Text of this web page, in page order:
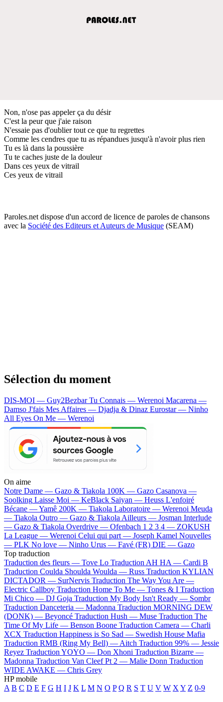
Non, n'ose pas appeler ça du désir
C'est la peur que j'aie raison
N'essaie pas d'oublier tout ce que tu regrettes
Comme les cendres que tu as répandues jusqu'à n'avoir plus rien
Tu es là dans la poussière
Tu te caches juste de la douleur
Dans ces yeux de vitrail
Ces yeux de vitrail
Paroles.net dispose d'un accord de licence de paroles de chansons
avec la Société des Editeurs et Auteurs de Musique (SEAM)
Sélection du moment
DIS-MOI — Guy2BezbarTu Connais — Werenoi Macarena —
Damso J'fais Mes Affaires — Djadja & Dinaz Eurostar — Ninho
All Eyes On Me — Werenoi
On aime
Notre Dame — Gazo & Tiakola 100K — Gazo Casanova —
Soolking Laisse Moi — KeBlack Saiyan — Heuss L'enfoiré
Bécane —Yamê 200K — Tiakola Laboratoire — Werenoi Meuda
— Tiakola Outro — Gazo & Tiakola Ailleurs — Josman Interlude
— Gazo & Tiakola Overdrive — Ofenbach 1 2 3 4 — ZOKUSH
La League — Werenoi Celui qui part — Joseph Kamel Nouvelles
— PLK No love — Ninho Urus — Favé (FR) DIE — Gazo
Top traduction
Traduction des fleurs — Tove Lo Traduction AH HA — Cardi B
Traduction Coulda Shoulda Woulda — Russ Traduction KYLIAN
DICTADOR — SurNervis Traduction The Way You Are —
Electric Callboy Traduction Home To Me — Tones & I Traduction
Mi Chico — DJ Goja Traduction My Body Isn't Ready — Sombr
Traduction Danceteria — Madonna Traduction MORNING DEW
(DONK) — Beyoncé Traduction Hush — Muse Traduction The
Time Of My Life — Benson Boone Traduction Camera — Charli
XCX Traduction Happiness is So Sad — Swedish House Mafia
Traduction RMB (Ring My Bell) — Aitch Traduction 99% — Jessie
Reyez Traduction YOYO — Don Xhoni Traduction Bizarre —
Madonna Traduction Van Cleef Pt 2 — Malie Donn Traduction
WIDE AWAKE — Chris Grey
HP mobile
A B C D E F G H I J K L M N O P Q R S T U V W X Y Z 0-9